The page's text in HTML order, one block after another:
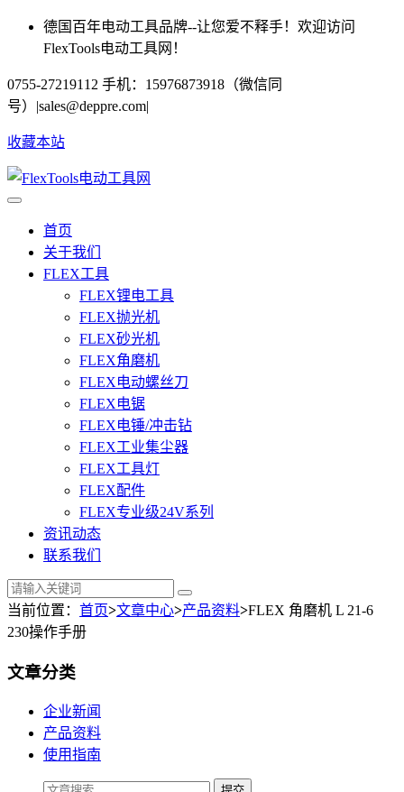
德国百年电动工具品牌--让您爱不释手！欢迎访问
FlexTools电动工具网！
0755-27219112 手机：15976873918（微信同
号） |sales@deppre.com|
收藏本站
首页
关于我们
FLEX工具
FLEX锂电工具
FLEX抛光机
FLEX砂光机
FLEX角磨机
FLEX电动螺丝刀
FLEX电锯
FLEX电锤/冲击钻
FLEX工业集尘器
FLEX工具灯
FLEX配件
FLEX专业级24V系列
资讯动态
联系我们
当前位置： 首页>文章中心>产品资料>FLEX 角磨机 L 21-6
230操作手册
文章分类
企业新闻
产品资料
使用指南